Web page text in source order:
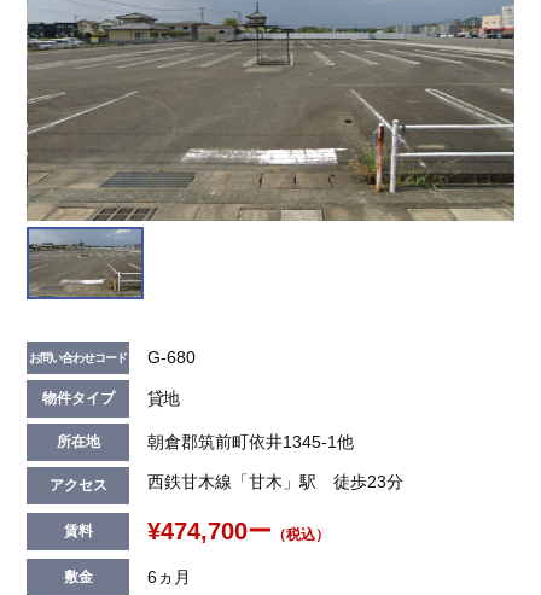
お問い合わせコード G-680
物件タイプ 貸地
所在地 朝倉郡筑前町依井1345-1他
アクセス 西鉄甘木線「甘木」駅 徒歩23分
賃料 ¥474,700ー （税込）
敷金 6ヵ月